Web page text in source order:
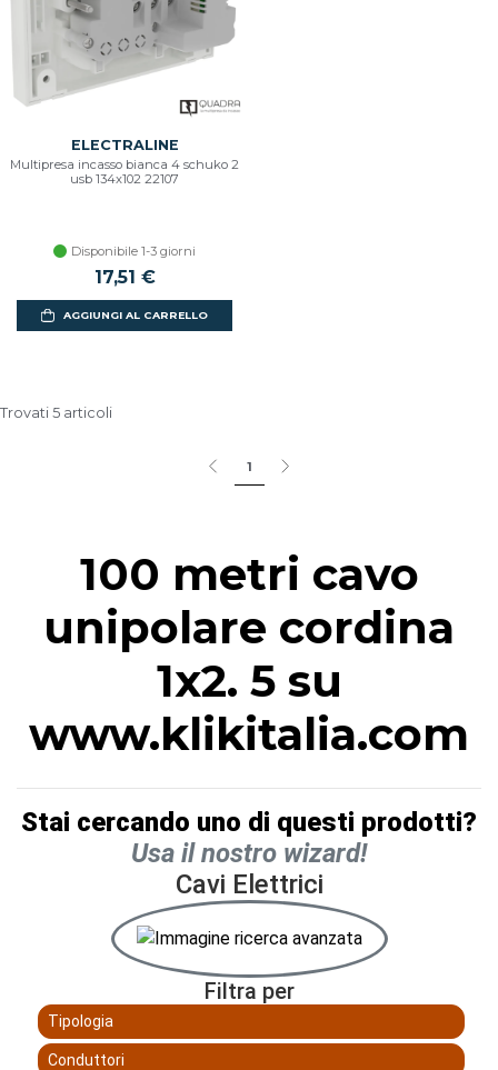
ELECTRALINE
Multipresa incasso bianca 4 schuko 2
usb 134x102 22107
Disponibile 1-3 giorni
17,51 €
AGGIUNGI AL CARRELLO
Trovati 5 articoli
1
100 metri cavo
unipolare cordina
1x2. 5 su
www.klikitalia.com
Stai cercando uno di questi prodotti?
Usa il nostro wizard!
Cavi Elettrici
Filtra per
Tipologia
Conduttori